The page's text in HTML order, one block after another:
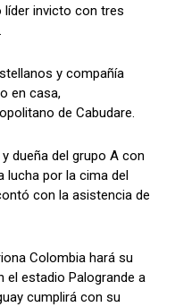
líder invicto con tres
y compañía
en casa,
de Cabudare.
dueña del grupo A con
lucha por la cima del
con la asistencia de
Colombia hará su
el estadio Palogrande a
cumplirá con su